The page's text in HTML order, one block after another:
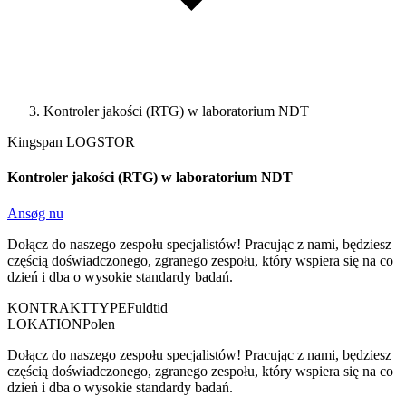
Kontroler jakości (RTG) w laboratorium NDT
Kingspan LOGSTOR
Kontroler jakości (RTG) w laboratorium NDT
Ansøg nu
Dołącz do naszego zespołu specjalistów! Pracując z nami, będziesz
częścią doświadczonego, zgranego zespołu, który wspiera się na co
dzień i dba o wysokie standardy badań.
KONTRAKTTYPEFuldtid
LOKATIONPolen
Dołącz do naszego zespołu specjalistów! Pracując z nami, będziesz
częścią doświadczonego, zgranego zespołu, który wspiera się na co
dzień i dba o wysokie standardy badań.